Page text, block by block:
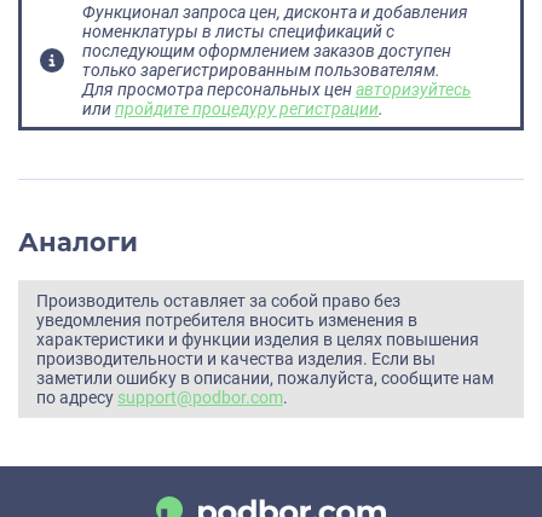
Функционал запроса цен, дисконта и добавления
номенклатуры в листы спецификаций с
последующим оформлением заказов доступен
только зарегистрированным пользователям.
Для просмотра персональных ценавторизуйтесь
илипройдите процедуру регистрации.
Аналоги
Производитель оставляет за собой право без
уведомления потребителя вносить изменения в
характеристики и функции изделия в целях повышения
производительности и качества изделия. Если вы
заметили ошибку в описании, пожалуйста, сообщите нам
по адресу support@podbor.com.